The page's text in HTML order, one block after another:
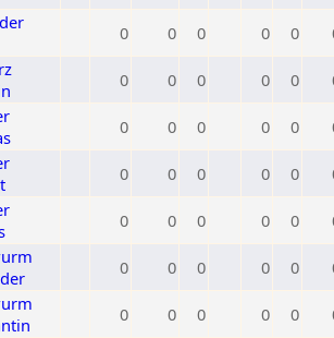
0 0 0 0 0
0 0 0 0 0
0 0 0 0 0
0 0 0 0 0
0 0 0 0 0
0 0 0 0 0
0 0 0 0 0